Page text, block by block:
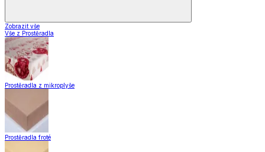
Zobrazit vše
Vše z Prostěradla
Prostěradla z mikroplyše
Prostěradla froté